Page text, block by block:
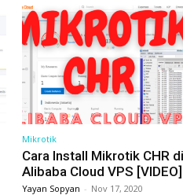
Mikrotik
Cara Install Mikrotik CHR di
Alibaba Cloud VPS [VIDEO]
Yayan Sopyan - Nov 17, 2020